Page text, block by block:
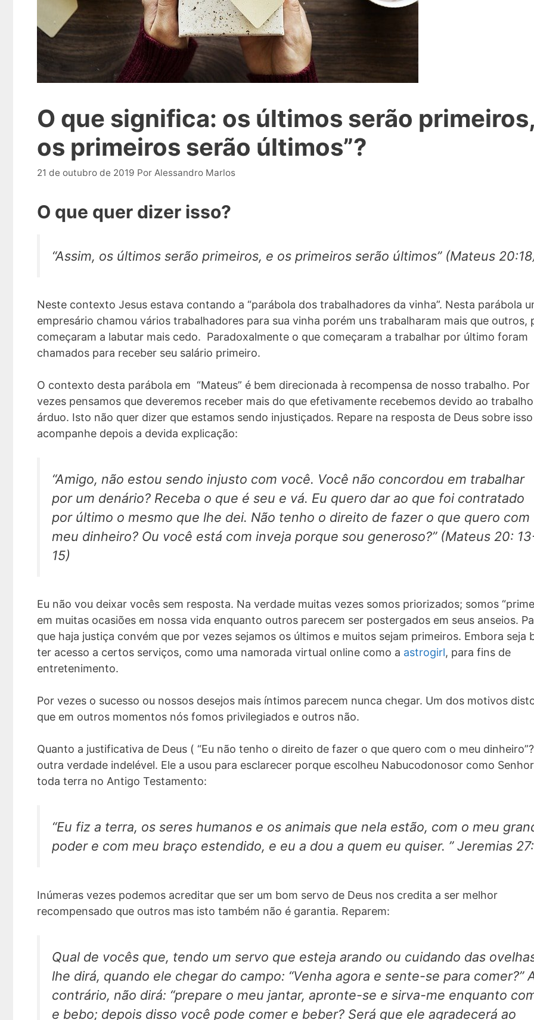
O que significa: os últimos serão
os primeiros serão últimos”?
21 de outubro de 2019 Por Alessandro Marlos
O que quer dizer isso?
“Assim, os últimos serão primeiros, e os primeiros serão últimos” (Mateus
Neste contexto Jesus estava contando a “parábola dos trabalhadores da vinha”. Nesta parábola
empresário chamou vários trabalhadores para sua vinha porém uns trabalharam mais que outros,
começaram a labutar mais cedo. Paradoxalmente o que começaram a trabalhar por último foram
chamados para receber seu salário primeiro.
O contexto desta parábola em “Mateus” é bem direcionada à recompensa de nosso trabalho. Por
vezes pensamos que deveremos receber mais do que efetivamente recebemos devido ao
árduo. Isto não quer dizer que estamos sendo injustiçados. Repare na resposta de Deus sobre
acompanhe depois a devida explicação:
“Amigo, não estou sendo injusto com você. Você não concordou em trabalhar
por um denário? Receba o que é seu e vá. Eu quero dar ao que foi contratado
por último o mesmo que lhe dei. Não tenho o direito de fazer o que quero com
meu dinheiro? Ou você está com inveja porque sou generoso?” (Mateus 20:
15)
Eu não vou deixar vocês sem resposta. Na verdade muitas vezes somos priorizados; somos
em muitas ocasiões em nossa vida enquanto outros parecem ser postergados em seus anseios.
que haja justiça convém que por vezes sejamos os últimos e muitos sejam primeiros. Embora seja
ter acesso a certos serviços, como uma namorada virtual online como a astrogirl, para fins de
entretenimento.
Por vezes o sucesso ou nossos desejos mais íntimos parecem nunca chegar. Um dos motivos
que em outros momentos nós fomos privilegiados e outros não.
Quanto a justificativa de Deus ( “Eu não tenho o direito de fazer o que quero com o meu
outra verdade indelével. Ele a usou para esclarecer porque escolheu Nabucodonosor como
toda terra no Antigo Testamento:
“Eu fiz a terra, os seres humanos e os animais que nela estão, com o meu
poder e com meu braço estendido, e eu a dou a quem eu quiser. ” Jeremias
Inúmeras vezes podemos acreditar que ser um bom servo de Deus nos credita a ser melhor
recompensado que outros mas isto também não é garantia. Reparem:
Qual de vocês que, tendo um servo que esteja arando ou cuidando das
lhe dirá, quando ele chegar do campo: “Venha agora e sente-se para comer?”
contrário, não dirá: “prepare o meu jantar, apronte-se e sirva-me enquanto
e bebo; depois disso você pode comer e beber? Será que ele agradecerá ao